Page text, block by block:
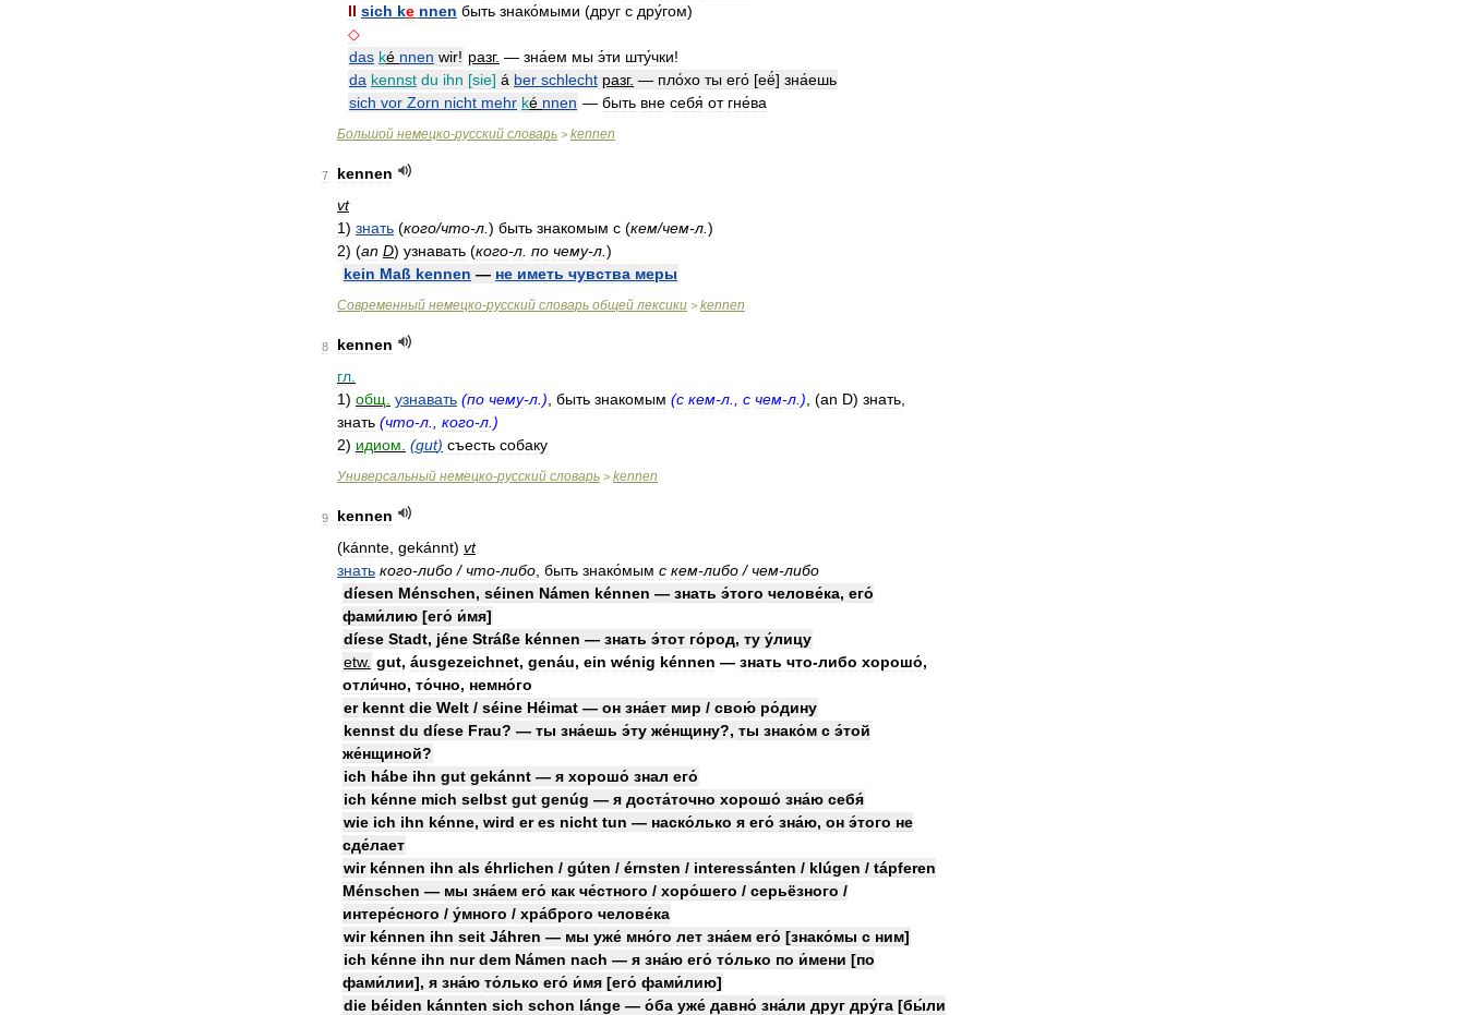
II sich ke nnen быть знако́мыми (друг с дру́гом)
◇
das ké nnen wir! разг. — зна́ем мы э́ти шту́чки!
da kennst du ihn [sie] á ber schlecht разг. — пло́хо ты его́ [её́] зна́ешь
sich vor Zorn nicht mehr ké nnen — быть вне себя́ от гне́ва
Большой немецко-русский словарь > kennen
7
kennen
vt
1) знать (кого/что-л ) быть знакомым с (кем/чем-л )
2) (an D) узнавать (кого-л по чему-л )
kein Maß kennen — не иметь чувства меры
Современный немецко-русский словарь общей лексики > kennen
8
kennen
гл
1) общ узнавать (по чему-л .) быть знакомым (с кем-л с чем-л .) , (an D) знать
знать (что-л кого-л .)
2) идиом (gut) съесть собаку
Универсальный немецко-русский словарь > kennen
9
kennen
(kánnte gekánnt) vt
знать кого-либо/ что-либо быть знако́мым с кем-либо/ чем-либо
díesen Ménschen, séinen Námen kénnen — знать э́того челове́ка, его́
фами́лию [его́ и́мя]
díese Stadt, jéne Stráße kénnen — знать э́тот го́род, ту у́лицу
etw. gut, áusgezeichnet, genáu, ein wénig kénnen — знать что-либо хорошо́,
отли́чно, то́чно, немно́го
er kennt die Welt / séine Héimat — он зна́ет мир / свою́ ро́дину
kennst du díese Frau? — ты зна́ешь э́ту же́нщину?, ты знако́м с э́той
же́нщиной?
ich hábe ihn gut gekánnt — я хорошо́ знал его́
ich kénne mich selbst gut genúg — я доста́точно хорошо́ зна́ю себя́
wie ich ihn kénne, wird er es nicht tun — наско́лько я его́ зна́ю, он э́того не
сде́лает
wir kénnen ihn als éhrlichen / gúten / érnsten / interessánten / klúgen / tápferen
Ménschen — мы зна́ем его́ как че́стного / хоро́шего / серьёзного /
интере́сного / у́много / хра́брого челове́ка
wir kénnen ihn seit Jáhren — мы уже́ мно́го лет зна́ем его́ [знако́мы с ним]
ich kénne ihn nur dem Námen nach — я зна́ю его́ то́лько по и́мени [по
фами́лии], я зна́ю то́лько его́ и́мя [его́ фами́лию]
die béiden kánnten sich schon lánge — о́ба уже́ давно́ зна́ли друг дру́га [бы́ли